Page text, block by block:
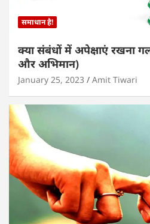
समाधान है!
क्या संबंधों में अपेक्षाएं रखना
और अभिमान)
January 25, 2023 Amit Tiwari